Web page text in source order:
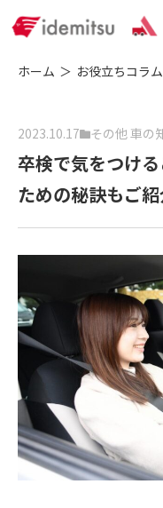
ホーム お役立ちコラム
2023.10.17 その他 車の
卒検で気をつけ
ための秘訣もご